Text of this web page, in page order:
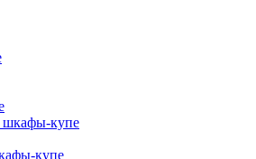
шкафы-купе
купе